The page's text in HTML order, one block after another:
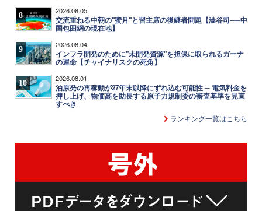
8 2026.08.05
交流重ねる中朝の"蜜月"と習主席の後継者問題【澁谷司──中
国包囲網の現在地】
9 2026.08.04
インフラ開発のために"未開発資源"を担保に取られるガーナ
の運命【チャイナリスクの死角】
10 2026.08.01
泊原発の再稼動が27年末以降にずれ込む可能性 ─ 電気料金を
押し上げ、物価高を助長する原子力規制委の審査基準を見直
すべき
ランキング一覧はこちら